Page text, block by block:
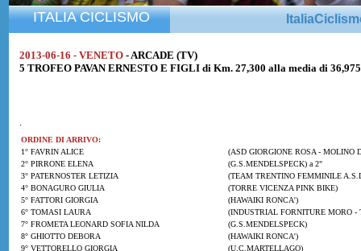
ITALIA CICLISMO
2013-06-16 - VENETO - ARCADE (TV)
5 TROFEO PAVAN ERNESTO E FIGLI di Km. 27,300 alla media di
.
ORDINE DI ARRIVO:
1° FAVRIN ALICE
(ASD GIORGIONE ROSA - MOLINO
2° PIRRONE ELENA
(G.S.MENDELSPECK) a 2"
3° PATERNOSTER LETIZIA
(TEAM TRENTINO FEMMINILE
4° BONAGURO GIULIA
(TORRE VICENZA PINK BIKE)
5° FATTORI GIORGIA
(HAWAIKI RONCA')
6° TOMASI LAURA
(INDUSTRIAL FORNITURE MORO -
7° FROMETA LEONARD SOFIA NILDA
(G.S.MENDELSPECK)
8° GHIOTTO DEBORA
(HAWAIKI RONCA')
9° VETTORELLO GIORGIA
(U.C.MARTELLAGO)